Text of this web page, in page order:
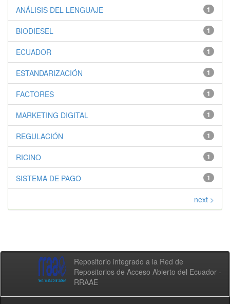
1
ANÁLISIS DEL LENGUAJE
1
BIODIESEL
1
ECUADOR
1
ESTANDARIZACIÓN
1
FACTORES
1
MARKETING DIGITAL
1
REGULACIÓN
1
RICINO
1
SISTEMA DE PAGO
next >
Repositorio integrado a la Red de
Repositorios de Acceso Abierto del Ecuador -
RRAAE